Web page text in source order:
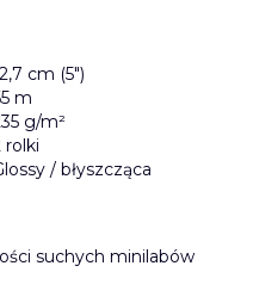
cm (5")
m
g/m²
rolki
/ błyszcząca
suchych minilabów